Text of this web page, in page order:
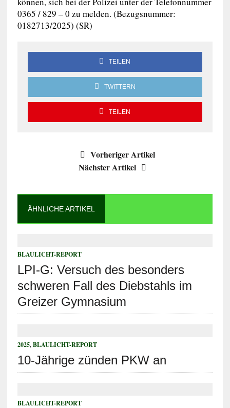
0365 / 829 – 0 zu melden. (Bezugsnummer:
0182713/2025) (SR)
TEILEN
TWITTERN
TEILEN
Vorheriger Artikel
Nächster Artikel
ÄHNLICHE ARTIKEL
BLAULICHT-REPORT
LPI-G: Versuch des besonders
schweren Fall des Diebstahls im
Greizer Gymnasium
2025, BLAULICHT-REPORT
10-Jährige zünden PKW an
BLAULICHT-REPORT